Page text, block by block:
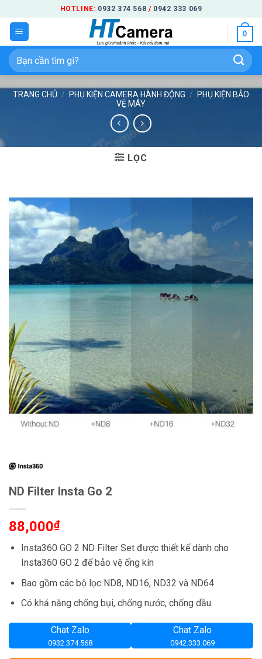
qua
nội
dung
HOTLINE: 0932 374 568 / 0942 333 069
0
Tìm
kiếm:
TRANG CHỦ / PHỤ KIỆN CAMERA HÀNH ĐỘNG /
PHỤ KIỆN BẢO
VỆ MÁY
LỌC
ND Filter Insta Go 2
88,000₫
Insta360 GO 2 ND Filter Set được thiết kế dành cho
Insta360 GO 2 để bảo vệ ống kín
Bao gồm các bộ lọc ND8, ND16, ND32 và ND64
Có khả năng chống bụi, chống nước, chống dầu
Chat Zalo
0932.374.568
Chat Zalo
0942.333.069